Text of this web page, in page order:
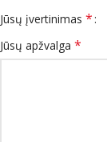
Jūsų įvertinimas *
Jūsų apžvalga *